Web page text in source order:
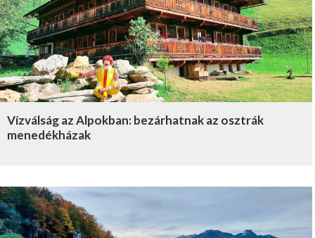
Vízválság az Alpokban: bezárhatnak az osztrák
menedékházak